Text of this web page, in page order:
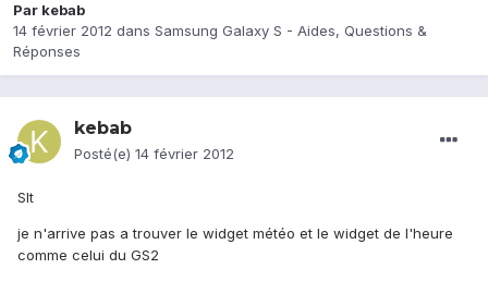
Par kebab
14 février 2012 dans Samsung Galaxy S - Aides, Questions &
Réponses
kebab
Posté(e) 14 février 2012
Slt
je n'arrive pas a trouver le widget météo et le widget de l'heure
comme celui du GS2